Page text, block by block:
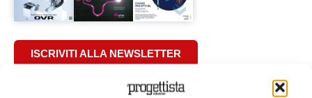
ISCRIVITI ALLA NEWSLETTER